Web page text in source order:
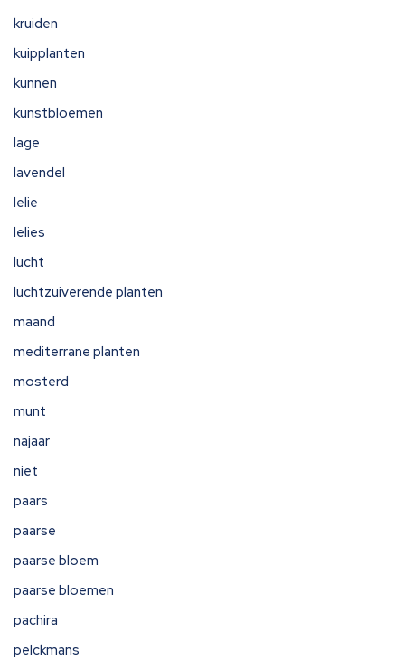
kruiden
kuipplanten
kunnen
kunstbloemen
lage
lavendel
lelie
lelies
lucht
luchtzuiverende planten
maand
mediterrane planten
mosterd
munt
najaar
niet
paars
paarse
paarse bloem
paarse bloemen
pachira
pelckmans